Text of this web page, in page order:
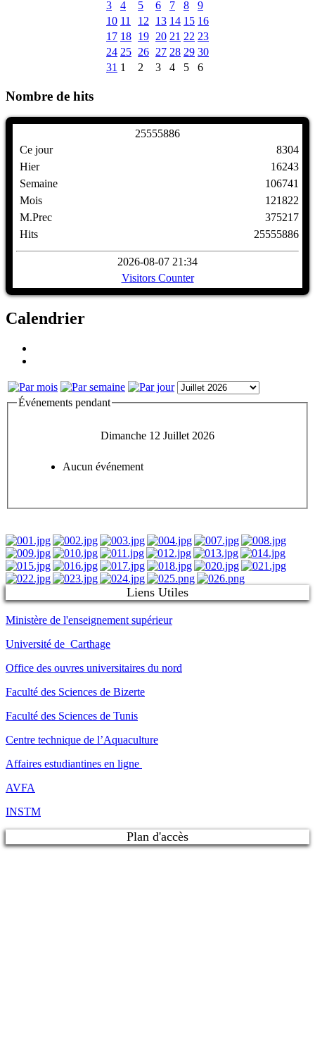
3
4 5 6 7 8
9
10 11 12 13 14 15 16
17 18 19 20 21 22 23
24 25 26 27 28 29 30
31 1 2 3 4 5 6
Nombre de hits
25555886
Ce jour
Hier
Semaine
Mois
M.Prec
Hits
8304
16243
106741
121822
375217
25555886
2026-08-07 21:34
Visitors Counter
Calendrier
Événements pendant
Dimanche 12 Juillet 2026
Aucun événement
Liens Utiles
Ministère de l'enseignement supérieur
Université de Carthage
Office des ouvres universitaires du nord
Faculté des Sciences de Bizerte
Faculté des Sciences de Tunis
Centre technique de l’Aquaculture
Affaires estudiantines en ligne
AVFA
INSTM
Plan d'accès